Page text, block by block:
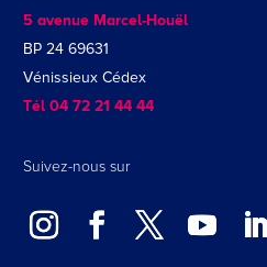
5 avenue Marcel-Houël
BP 24 69631
Vénissieux Cédex
Tél 04 72 21 44 44
Suivez-nous sur